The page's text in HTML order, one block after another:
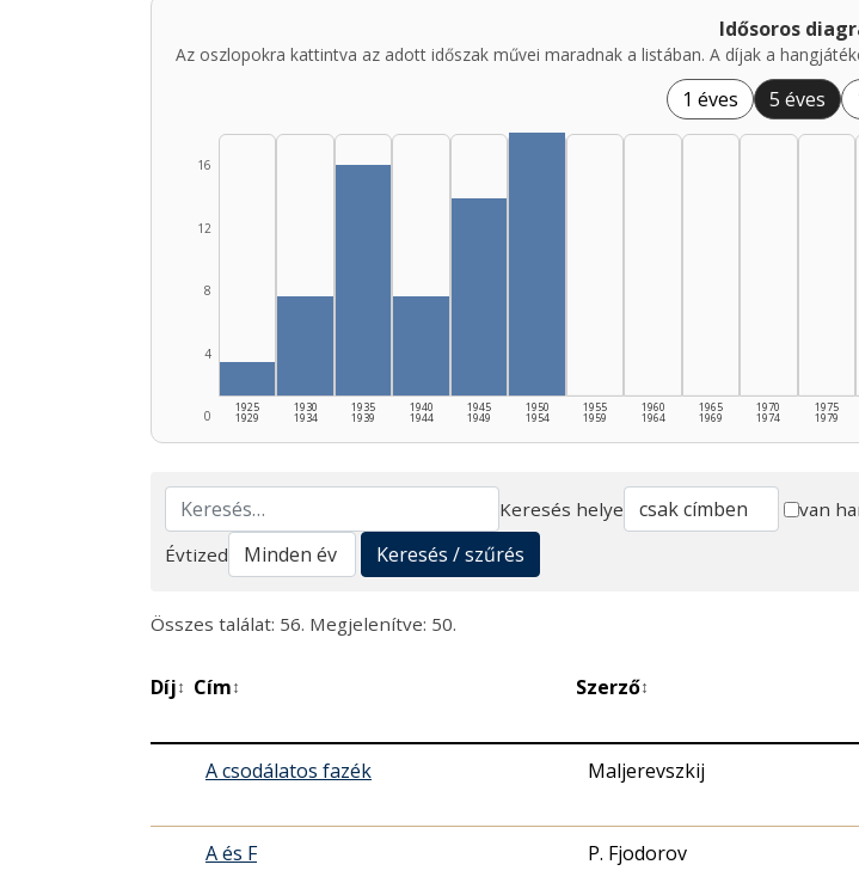
Idősoros
Az oszlopokra kattintva az adott időszak művei maradnak a listában. A díjak a
1 éves 5 éves
0
4
8
12
16
1925
1929
1930
1934
1935
1939
1940
1944
1945
1949
1950
1954
1955
1959
1960
1964
1965
1969
1970
1974
1975
1979
Keresés
Keresés helye van
Évtized
Keresés / szűrés
Összes találat: 56. Megjelenítve: 50.
Díj↕ Cím↕ Szerző↕
A csodálatos fazék Maljerevszkij
A és F P. Fjodorov